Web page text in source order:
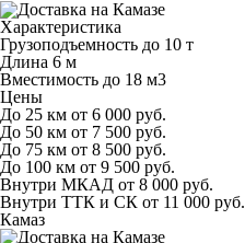
Характеристика
Грузоподъемность до 10 т
Длина 6 м
Вместимость до 18 м3
Цены
До 25 км от 6 000 руб.
До 50 км от 7 500 руб.
До 75 км от 8 500 руб.
До 100 км от 9 500 руб.
Внутри МКАД от 8 000 руб.
Внутри ТТК и СК от 11 000 руб.
Камаз